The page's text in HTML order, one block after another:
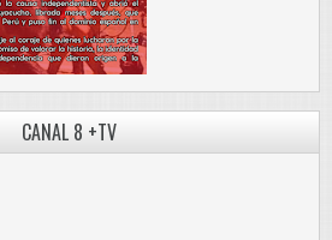
CANAL 8 +TV